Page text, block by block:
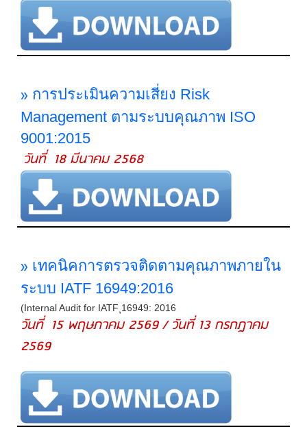
» การประเมินความเสี่ยง Risk
Management ตามระบบคุณภาพ ISO
9001:2015
วันที่ 18 มีนาคม 2568
» เทคนิคการตรวจติดตามคุณภาพภายใน
ระบบ IATF 16949:2016
(Internal Audit for IATF ุ16949: 2016
วันที่ 15 พฤษภาคม 2569 / วันที่ 13 กรกฎาคม
2569